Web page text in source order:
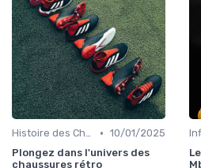
Histoire des Chaussures de Football • 10/01/2025
Plongez dans l'univers des
chaussures rétro